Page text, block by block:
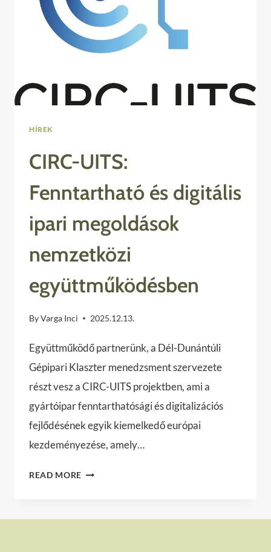
HÍREK
CIRC-UITS:
Fenntartható és digitális
ipari megoldások
nemzetközi
együttműködésben
ByVarga Inci 2025.12.13.
Együttműködő partnerünk, a Dél-Dunántúli
Gépipari Klaszter menedzsment szervezete
részt vesz a CIRC-UITS projektben, ami a
gyártóipar fenntarthatósági és digitalizációs
fejlődésének egyik kiemelkedő európai
kezdeményezése, amely…
READ MORE CIRC-